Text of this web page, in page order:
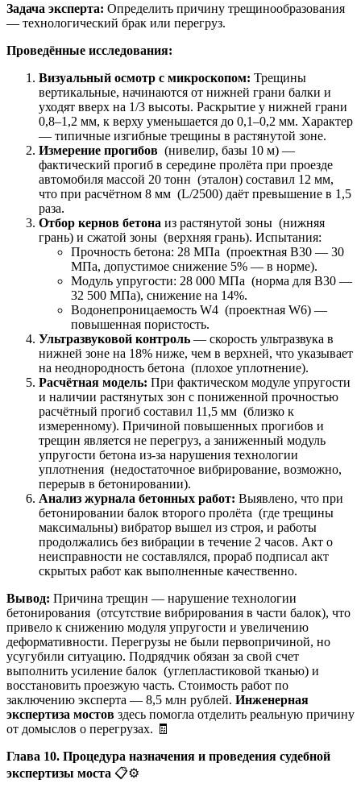
Задача эксперта: Определить причину трещинообразования
— технологический брак или перегруз.
Проведённые исследования:
Визуальный осмотр с микроскопом: Трещины
вертикальные, начинаются от нижней грани балки и
уходят вверх на 1/3 высоты. Раскрытие у нижней грани
0,8–1,2 мм, к верху уменьшается до 0,1–0,2 мм. Характер
— типичные изгибные трещины в растянутой зоне.
Измерение прогибов (нивелир, базы 10 м) —
фактический прогиб в середине пролёта при проезде
автомобиля массой 20 тонн (эталон) составил 12 мм,
что при расчётном 8 мм (L/2500) даёт превышение в 1,5
раза.
Отбор кернов бетона из растянутой зоны (нижняя
грань) и сжатой зоны (верхняя грань). Испытания:
Прочность бетона: 28 МПа (проектная В30 — 30
МПа, допустимое снижение 5% — в норме).
Модуль упругости: 28 000 МПа (норма для В30 —
32 500 МПа), снижение на 14%.
Водонепроницаемость W4 (проектная W6) —
повышенная пористость.
Ультразвуковой контроль — скорость ультразвука в
нижней зоне на 18% ниже, чем в верхней, что указывает
на неоднородность бетона (плохое уплотнение).
Расчётная модель: При фактическом модуле упругости
и наличии растянутых зон с пониженной прочностью
расчётный прогиб составил 11,5 мм (близко к
измеренному). Причиной повышенных прогибов и
трещин является не перегруз, а заниженный модуль
упругости бетона из-за нарушения технологии
уплотнения (недостаточное вибрирование, возможно,
перерыв в бетонировании).
Анализ журнала бетонных работ: Выявлено, что при
бетонировании балок второго пролёта (где трещины
максимальны) вибратор вышел из строя, и работы
продолжались без вибрации в течение 2 часов. Акт о
неисправности не составлялся, прораб подписал акт
скрытых работ как выполненные качественно.
Вывод: Причина трещин — нарушение технологии
бетонирования (отсутствие вибрирования в части балок), что
привело к снижению модуля упругости и увеличению
деформативности. Перегрузы не были первопричиной, но
усугубили ситуацию. Подрядчик обязан за свой счет
выполнить усиление балок (углепластиковой тканью) и
восстановить проезжую часть. Стоимость работ по
заключению эксперта — 8,5 млн рублей. Инженерная
экспертиза мостов здесь помогла отделить реальную причину
от домыслов о перегрузах. 🧾
Глава 10. Процедура назначения и проведения судебной
экспертизы моста 📋⚙️